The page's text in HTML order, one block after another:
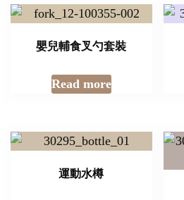
嬰兒輔食叉勺套裝
Read more
運動水樽